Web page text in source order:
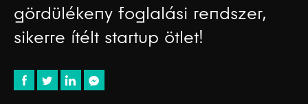
gördülékeny foglalási rendszer,
sikerre ítélt startup ötlet!